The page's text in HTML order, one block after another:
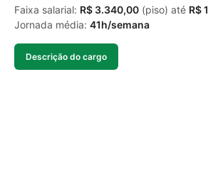
Faixa salarial: R$ 3.340,00 (piso) até R$
Jornada média: 41h/semana
Descrição do cargo